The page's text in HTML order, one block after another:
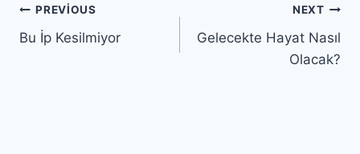
Yazı
gezinmesi
PREVIOUS
Bu İp Kesilmiyor
NEXT
Gelecekte Hayat Nasıl
Olacak?